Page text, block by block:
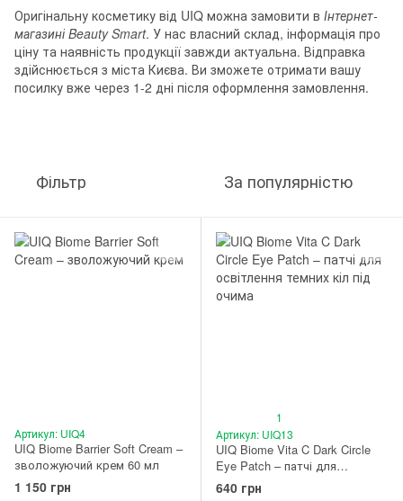
Оригінальну косметику від UIQ можна замовити в Інтернет-
магазині Beauty Smart. У нас власний склад, інформація про
ціну та наявність продукції завжди актуальна. Відправка
здійснюється з міста Києва. Ви зможете отримати вашу
посилку вже через 1-2 дні після оформлення замовлення.
Фільтр За популярністю
Артикул: UIQ4
UIQ Biome Barrier Soft Cream –
зволожуючий крем 60 мл
1 150 грн
1
Артикул: UIQ13
UIQ Biome Vita C Dark Circle
Eye Patch – патчі для
освітлення темних кіл під
640 грн